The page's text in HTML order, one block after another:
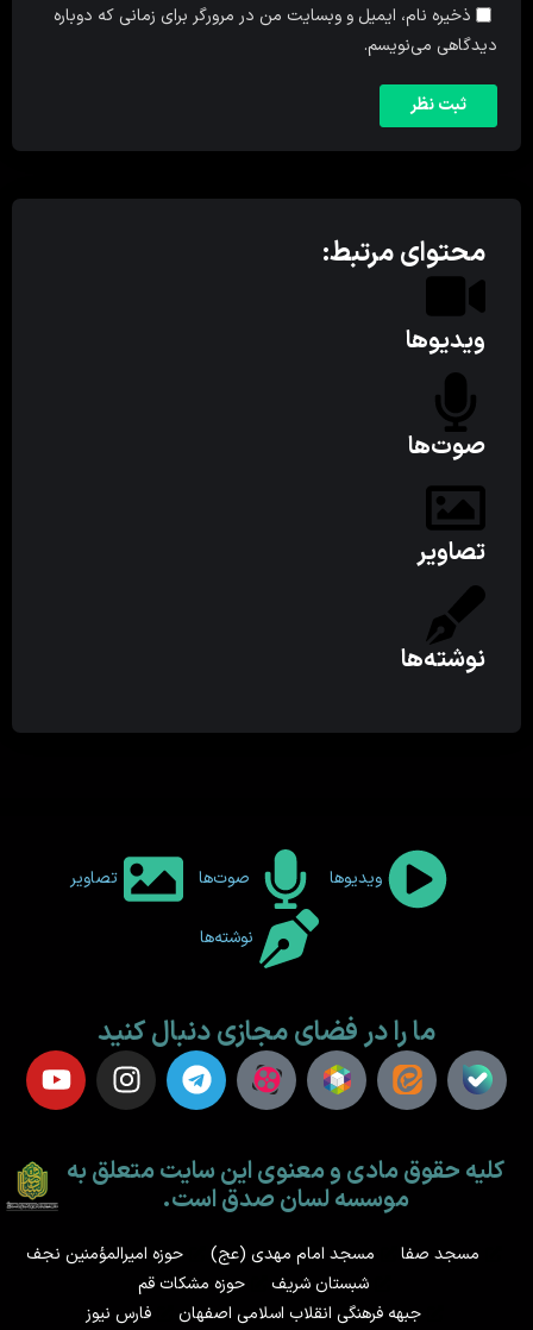
ذخیره نام، ایمیل و وبسایت من در مرورگر برای زمانی که دوباره
دیدگاهی می‌نویسم.
محتوای مرتبط:
ویدیوها
صوت‌ها
تصاویر
نوشته‌ها
ویدیوها صوت‌ها تصاویر
نوشته‌ها
ما را در فضای مجازی دنبال کنید
کلیه حقوق مادی و معنوی این سایت متعلق به
موسسه لسان صدق است.
مسجد صفا مسجد امام مهدی (عج)
حوزه امیرالمؤمنین نجف
شبستان شریف
حوزه مشکات قم
جبهه فرهنگی انقلاب اسلامی اصفهان
فارس نیوز